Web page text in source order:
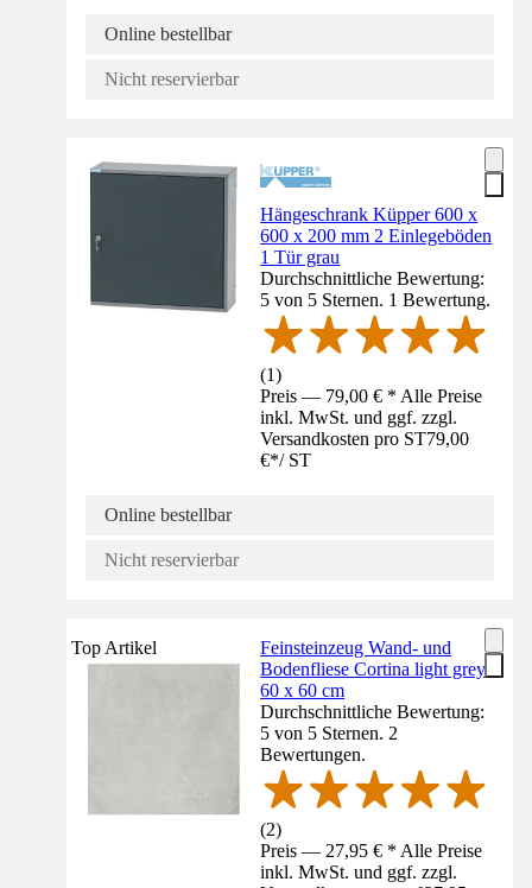
Online bestellbar
Nicht reservierbar
Hängeschrank Küpper 600 x
600 x 200 mm 2 Einlegeböden
1 Tür grau
Durchschnittliche Bewertung:
5 von 5 Sternen. 1 Bewertung.
(1)
Preis — 79,00 € * Alle Preise
inkl. MwSt. und ggf. zzgl.
Versandkosten pro ST79,00
€*/ ST
Online bestellbar
Nicht reservierbar
Top Artikel
Feinsteinzeug Wand- und
Bodenfliese Cortina light grey
60 x 60 cm
Durchschnittliche Bewertung:
5 von 5 Sternen. 2
Bewertungen.
(2)
Preis — 27,95 € * Alle Preise
inkl. MwSt. und ggf. zzgl.